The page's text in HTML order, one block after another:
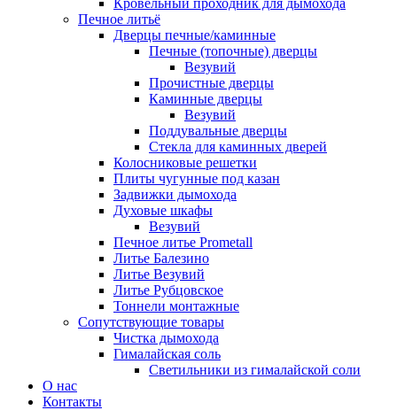
Кровельный проходник для дымохода
Печное литьё
Дверцы печные/каминные
Печные (топочные) дверцы
Везувий
Прочистные дверцы
Каминные дверцы
Везувий
Поддувальные дверцы
Стекла для каминных дверей
Колосниковые решетки
Плиты чугунные под казан
Задвижки дымохода
Духовые шкафы
Везувий
Печное литье Prometall
Литье Балезино
Литье Везувий
Литье Рубцовское
Тоннели монтажные
Сопутствующие товары
Чистка дымохода
Гималайская соль
Светильники из гималайской соли
О нас
Контакты